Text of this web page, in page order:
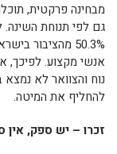
מבחינה פרקטית,
50.3%
אנשי מקצוע.
נוח והצוואר לא
להחליף את המיטה.
זכרו – יש ספק, אין